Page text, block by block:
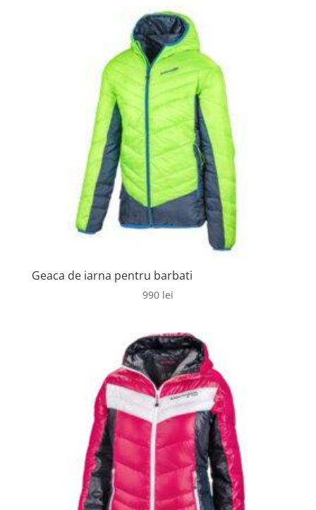
fost:
570 lei.
450 lei.
Geaca de iarna pentru barbati
990 lei